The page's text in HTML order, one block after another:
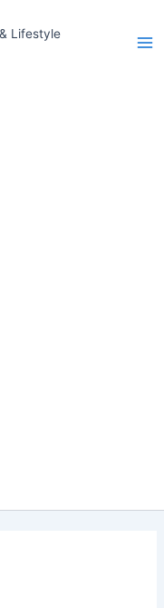
Lifestyle